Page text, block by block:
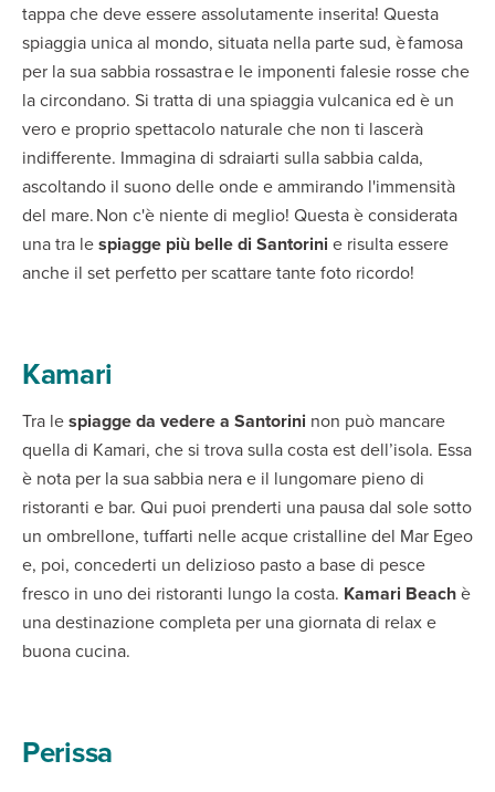
tappa che deve essere assolutamente inserita! Questa
spiaggia unica al mondo, situata nella parte sud, è famosa
per la sua sabbia rossastra e le imponenti falesie rosse che
la circondano. Si tratta di una spiaggia vulcanica ed è un
vero e proprio spettacolo naturale che non ti lascerà
indifferente. Immagina di sdraiarti sulla sabbia calda,
ascoltando il suono delle onde e ammirando l'immensità
del mare. Non c'è niente di meglio! Questa è considerata
una tra lespiagge più belle di Santorini e risulta essere
anche il set perfetto per scattare tante foto ricordo!
Kamari
Tra lespiagge da vedere a Santorini non può mancare
quella di Kamari, che si trova sulla costa est dell’isola. Essa
è nota per la sua sabbia nera e il lungomare pieno di
ristoranti e bar. Qui puoi prenderti una pausa dal sole sotto
un ombrellone, tuffarti nelle acque cristalline del Mar Egeo
e, poi, concederti un delizioso pasto a base di pesce
fresco in uno dei ristoranti lungo la costa. Kamari Beachè
una destinazione completa per una giornata di relax e
buona cucina.
Perissa